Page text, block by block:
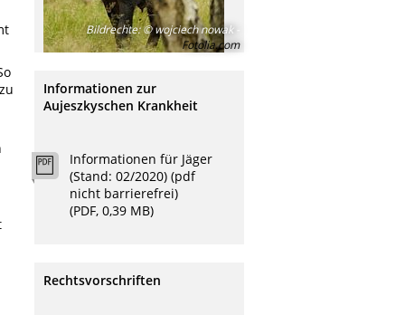
Bildrechte:© wojciech nowak -
Fotolia.com
Informationen zur
Aujeszkyschen Krankheit
Informationen für Jäger
(Stand: 02/2020) (pdf
nicht barrierefrei)
(PDF, 0,39 MB)
Rechtsvorschriften